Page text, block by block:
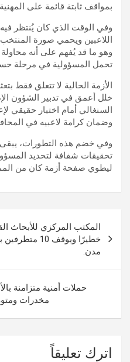
بمواقف ثابتة قائمة على
وفي الوقت الذي كان يُنتظر
اللاعبين ويحمي صورة
وهو ما قد يُفهم على أنه
تحمل المسؤولية في مرحلة
الأزمة الحالية لا تتعلق فقط
خلل أعمق في تدبير الشؤون
السنغالي أمام اختبار حقيقي
وضمان كرامة لاعبيه في
وفي خضم هذه التطورات، يبقى
تحقيقات شفافة لتحديد
ليطوي صفحة أزمة كان من
المقالات
المكتب المركزي للأبحاث
خطيرًا ويوقف
مدن.
حملات أمنية متزامنة
مخدرات
اترك تعليقاً